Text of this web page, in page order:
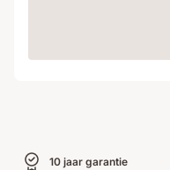
10 jaar garantie